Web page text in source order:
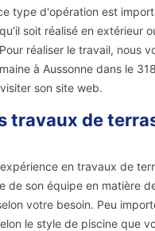
type d'opération est
soit réalisé en extérieur
réaliser le travail, nous
à Aussonne dans le
son site web.
travaux de
en travaux de
son équipe en matière
votre besoin. Peu
le style de piscine que